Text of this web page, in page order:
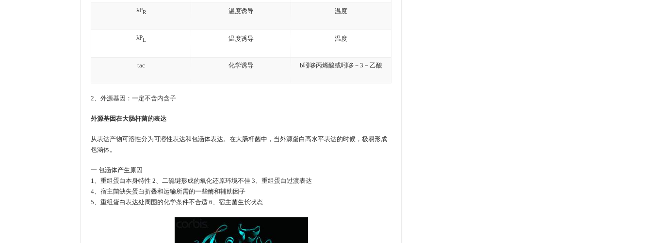
λPR 温度诱导 温度
λPL 温度诱导 温度
tac 化学诱导 b吲哆丙烯酸或吲哆－3－乙酸
2、外源基因：一定不含内含子
外源基因在大肠杆菌的表达
从表达产物可溶性分为可溶性表达和包涵体表达。在大肠杆菌中，当外源蛋白高水平表达的时候，极易形成
包涵体。
包涵体产生原因
1、重组蛋白本身特性 2、二硫键形成的氧化还原环境不佳 3、重组蛋白过渡表达
4、宿主菌缺失蛋白折叠和运输所需的一些酶和辅助因子
5、重组蛋白表达处周围的化学条件不合适 6、宿主菌生长状态